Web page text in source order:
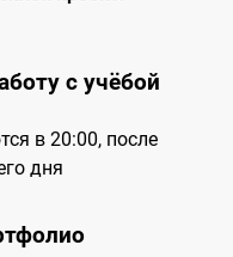
с учёбой
в 20:00, после
дня